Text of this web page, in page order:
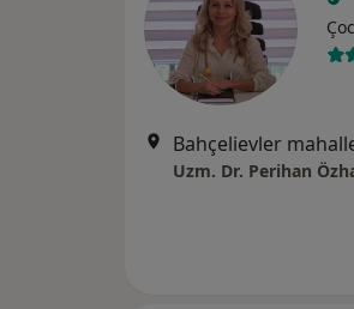
Uzm. Dr. Perihan